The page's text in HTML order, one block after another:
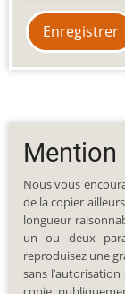
Mention
Nous vous
de la copier
longueur
un ou deux
reproduisez une
sans